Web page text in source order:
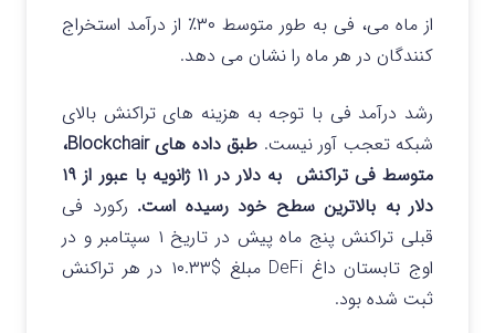
از ماه می، فی به طور متوسط ​​۳۰٪ از درآمد استخراج
کنندگان در هر ماه را نشان می دهد.
رشد درآمد فی با توجه به هزینه های تراکنش بالای
شبکه تعجب آور نیست.
طبق داده های Blockchair،
متوسط ​​فی تراکنش به دلار در ۱۱ ژانویه با عبور از ۱۹
دلار به بالاترین سطح خود رسیده است. رکورد فی
قبلی تراکنش پنج ماه پیش در تاریخ ۱ سپتامبر و در
اوج تابستان داغ DeFi مبلغ $۱۰.۳۳ در هر تراکنش
ثبت شده بود.